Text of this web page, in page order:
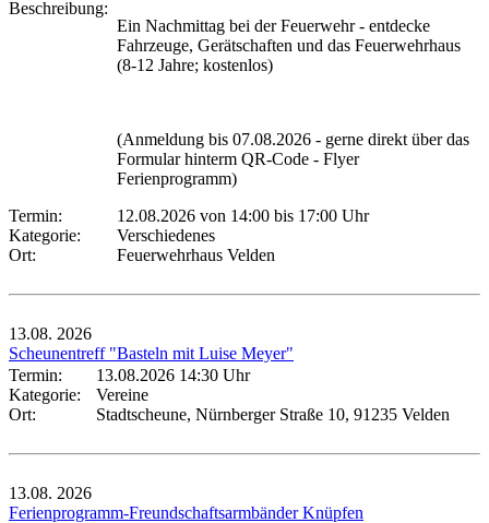
Beschreibung:
Ein Nachmittag bei der Feuerwehr - entdecke
Fahrzeuge, Gerätschaften und das Feuerwehrhaus
(8-12 Jahre; kostenlos)
(Anmeldung bis 07.08.2026 - gerne direkt über das
Formular hinterm QR-Code - Flyer
Ferienprogramm)
Termin:
12.08.2026 von 14:00 bis 17:00 Uhr
Kategorie:
Verschiedenes
Ort:
Feuerwehrhaus Velden
13.08. 2026
Scheunentreff "Basteln mit Luise Meyer"
Termin:
13.08.2026 14:30 Uhr
Kategorie:
Vereine
Ort:
Stadtscheune, Nürnberger Straße 10, 91235 Velden
13.08. 2026
Ferienprogramm-Freundschaftsarmbänder Knüpfen